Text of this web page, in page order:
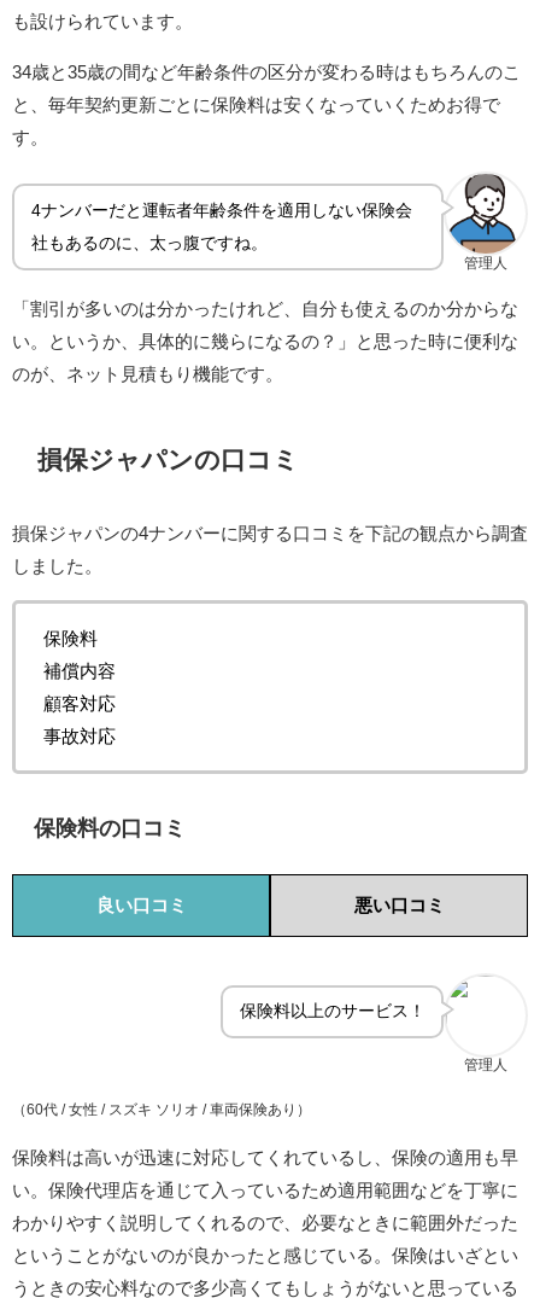
も設けられています。
34歳と35歳の間など年齢条件の区分が変わる時はもちろんのこ
と、毎年契約更新ごとに保険料は安くなっていくためお得で
す。
管理人
4ナンバーだと運転者年齢条件を適用しない保険会
社もあるのに、太っ腹ですね。
「割引が多いのは分かったけれど、自分も使えるのか分からな
い。というか、具体的に幾らになるの？」と思った時に便利な
のが、ネット見積もり機能です。
損保ジャパンの口コミ
損保ジャパンの4ナンバーに関する口コミを下記の観点から調査
しました。
保険料
補償内容
顧客対応
事故対応
保険料の口コミ
良い口コミ 悪い口コミ
管理人
保険料以上のサービス！
（60代 / 女性 / スズキ ソリオ / 車両保険あり）
保険料は高いが迅速に対応してくれているし、保険の適用も早
い。保険代理店を通じて入っているため適用範囲などを丁寧に
わかりやすく説明してくれるので、必要なときに範囲外だった
ということがないのが良かったと感じている。保険はいざとい
うときの安心料なので多少高くてもしょうがないと思っている